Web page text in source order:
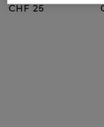
CHF 25